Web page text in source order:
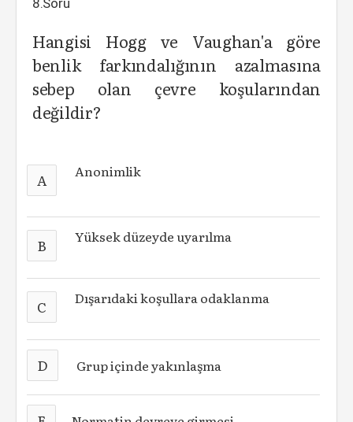
8.Soru
Hangisi Hogg ve Vaughan'a göre
benlik farkındalığının azalmasına
sebep olan çevre koşularından
değildir?
A Anonimlik
B Yüksek düzeyde uyarılma
C Dışarıdaki koşullara odaklanma
D Grup içinde yakınlaşma